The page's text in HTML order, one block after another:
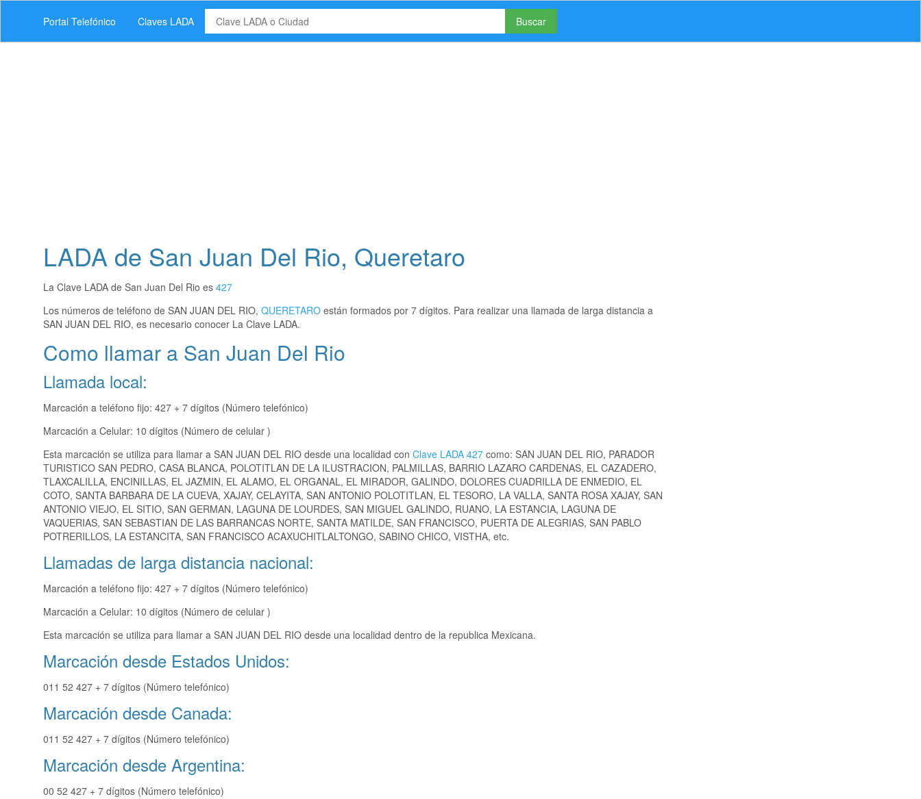
Portal Telefónico Claves LADA Buscar
LADA de San Juan Del Rio, Queretaro
La Clave LADA de San Juan Del Rio es 427
Los números de teléfono de SAN JUAN DEL RIO, QUERETARO están formados por 7 dígitos. Para realizar una llamada de larga distancia a
SAN JUAN DEL RIO, es necesario conocer La Clave LADA.
Como llamar a San Juan Del Rio
Llamada local:
Marcación a teléfono fijo: 427 + 7 dígitos (Número telefónico)
Marcación a Celular: 10 dígitos (Número de celular )
Esta marcación se utiliza para llamar a SAN JUAN DEL RIO desde una localidad con Clave LADA 427 como: SAN JUAN DEL RIO, PARADOR
TURISTICO SAN PEDRO, CASA BLANCA, POLOTITLAN DE LA ILUSTRACION, PALMILLAS, BARRIO LAZARO CARDENAS, EL CAZADERO,
TLAXCALILLA, ENCINILLAS, EL JAZMIN, EL ALAMO, EL ORGANAL, EL MIRADOR, GALINDO, DOLORES CUADRILLA DE ENMEDIO, EL
COTO, SANTA BARBARA DE LA CUEVA, XAJAY, CELAYITA, SAN ANTONIO POLOTITLAN, EL TESORO, LA VALLA, SANTA ROSA XAJAY, SAN
ANTONIO VIEJO, EL SITIO, SAN GERMAN, LAGUNA DE LOURDES, SAN MIGUEL GALINDO, RUANO, LA ESTANCIA, LAGUNA DE
VAQUERIAS, SAN SEBASTIAN DE LAS BARRANCAS NORTE, SANTA MATILDE, SAN FRANCISCO, PUERTA DE ALEGRIAS, SAN PABLO
POTRERILLOS, LA ESTANCITA, SAN FRANCISCO ACAXUCHITLALTONGO, SABINO CHICO, VISTHA, etc.
Llamadas de larga distancia nacional:
Marcación a teléfono fijo: 427 + 7 dígitos (Número telefónico)
Marcación a Celular: 10 dígitos (Número de celular )
Esta marcación se utiliza para llamar a SAN JUAN DEL RIO desde una localidad dentro de la republica Mexicana.
Marcación desde Estados Unidos:
011 52 427 + 7 dígitos (Número telefónico)
Marcación desde Canada:
011 52 427 + 7 dígitos (Número telefónico)
Marcación desde Argentina:
00 52 427 + 7 dígitos (Número telefónico)